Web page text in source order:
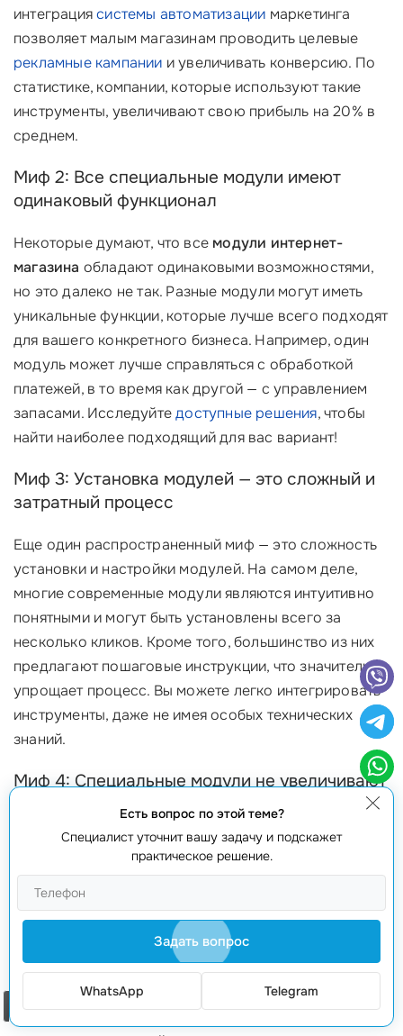
интеграциясистемы автоматизации маркетинга
позволяет малым магазинам проводить целевые
рекламные кампании и увеличивать конверсию. По
статистике, компании, которые используют такие
инструменты, увеличивают свою прибыль на 20% в
среднем.
Миф 2: Все специальные модули имеют
одинаковый функционал
Некоторые думают, что все модули интернет-
магазина обладают одинаковыми возможностями,
но это далеко не так. Разные модули могут иметь
уникальные функции, которые лучше всего подходят
для вашего конкретного бизнеса. Например, один
модуль может лучше справляться с обработкой
платежей, в то время как другой — с управлением
запасами. Исследуйтедоступные решения, чтобы
найти наиболее подходящий для вас вариант!
Миф 3: Установка модулей — это сложный и
затратный процесс
Еще один распространенный миф — это сложность
установки и настройки модулей. На самом деле,
многие современные модули являются интуитивно
понятными и могут быть установлены всего за
несколько кликов. Кроме того, большинство из них
предлагают пошаговые инструкции, что значительно
упрощает процесс. Вы можете легко интегрировать
инструменты, даже не имея особых технических
знаний. ‍
Миф 4: Специальные модули не увеличивают
Некоторые владельцы интернет-магазинов
убеждены, что внедрениеспециальных модулей для
интернет-магазина
результатов. На практике, грамотное использование
модулей может существенно повысить ваши
продажи. Например, модуль для кросс-продаж
может автоматически предлагать товар, схожий с
Есть вопрос по этой теме?
Специалист уточнит вашу задачу и подскажет
практическое решение.
Задать вопрос
WhatsApp Telegram
Заказать звонок